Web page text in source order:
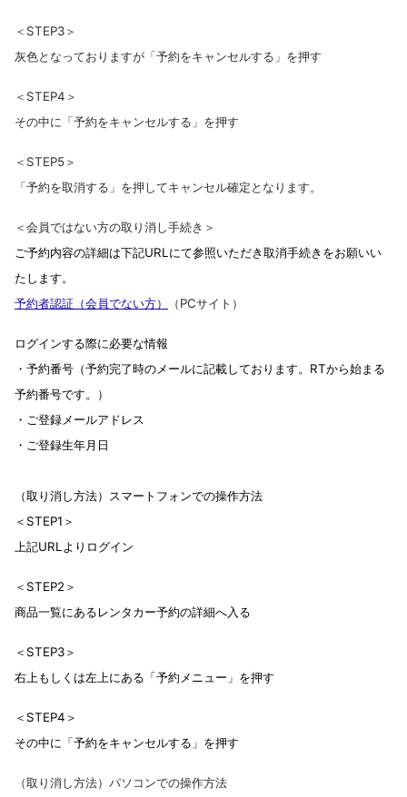
＜STEP3＞
灰色となっておりますが「予約をキャンセルする」を押す
＜STEP4＞
その中に「予約をキャンセルする」を押す
＜STEP5＞
「予約を取消する」を押してキャンセル確定となります。
＜会員ではない方の取り消し手続き＞
ご予約内容の詳細は下記URLにて参照いただき取消手続きをお願いい
たします。
予約者認証（会員でない方）
（PCサイト）
ログインする際に必要な情報
・予約番号（予約完了時のメールに記載しております。RTから始まる
予約番号です。）
・ご登録メールアドレス
・ご登録生年月日
（取り消し方法）スマートフォンでの操作方法
＜STEP1＞
上記URLよりログイン
＜STEP2＞
商品一覧にあるレンタカー予約の詳細へ入る
＜STEP3＞
右上もしくは左上にある「予約メニュー」を押す
＜STEP4＞
その中に「予約をキャンセルする」を押す
（取り消し方法）パソコンでの操作方法